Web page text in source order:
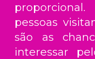
pessoas
são as
interessar